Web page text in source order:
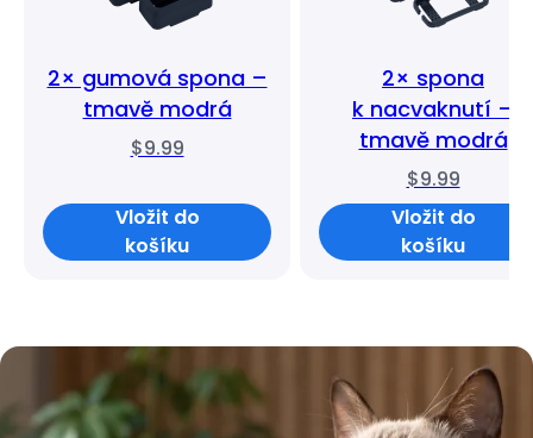
2× gumová spona –
tmavě modrá
$9.99
Vložit do
košíku
2× spona
k nacvaknutí –
tmavě modrá
$9.99
Vložit do
košíku